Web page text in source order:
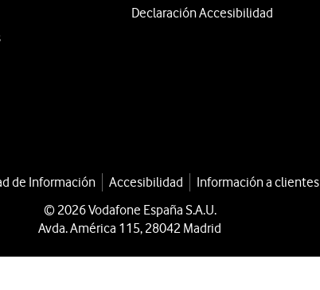
Declaración Accesibilidad
de Información Accesibilidad Información a clientes
© 2026 Vodafone España S.A.U.
Avda. América 115, 28042 Madrid